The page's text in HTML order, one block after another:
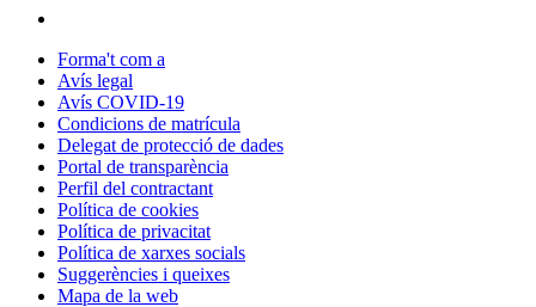
Forma't com a
Avís legal
Avís COVID-19
Condicions de matrícula
Delegat de protecció de dades
Portal de transparència
Perfil del contractant
Política de cookies
Política de privacitat
Política de xarxes socials
Suggerències i queixes
Mapa de la web